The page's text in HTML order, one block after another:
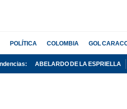
POLÍTICA COLOMBIA GOL
ABELARDO DE LA ESPRIELLA